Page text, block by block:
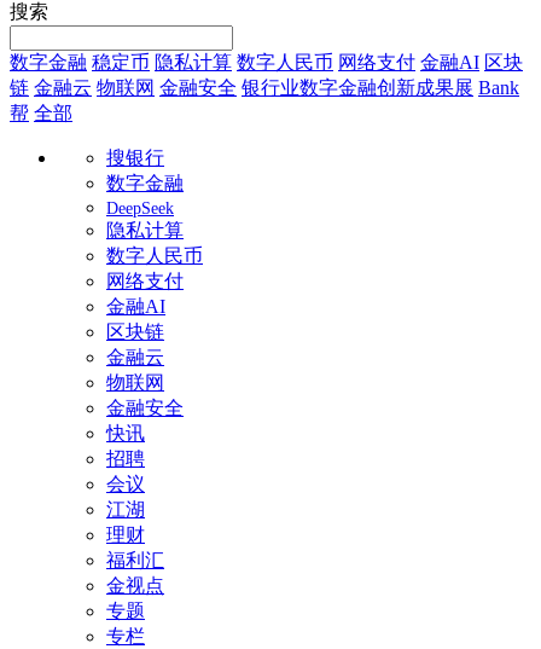
搜索
数字金融 稳定币 隐私计算 数字人民币 网络支付 金融AI 区块
链 金融云 物联网 金融安全 银行业数字金融创新成果展 Bank
帮 全部
搜银行
数字金融
DeepSeek
隐私计算
数字人民币
网络支付
金融AI
区块链
金融云
物联网
金融安全
快讯
招聘
会议
江湖
理财
福利汇
金视点
专题
专栏